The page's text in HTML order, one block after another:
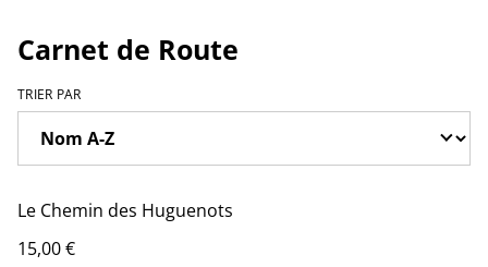
Carnet de Route
TRIER PAR
Le Chemin des Huguenots
15,00 €